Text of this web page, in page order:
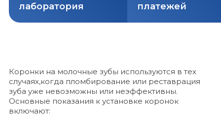
лаборатория
платежей
Коронки на молочные зубы используются в тех
случаях,когда пломбирование или реставрация
зуба уже невозможны или неэффективны.
Основные показания к установке коронок
включают: